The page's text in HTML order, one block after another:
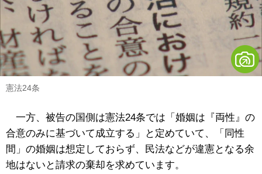
憲法24条
一方、被告の国側は憲法24条では「婚姻は『両性』の
合意のみに基づいて成立する」と定めていて、「同性
間」の婚姻は想定しておらず、民法などが違憲となる余
地はないと請求の棄却を求めています。